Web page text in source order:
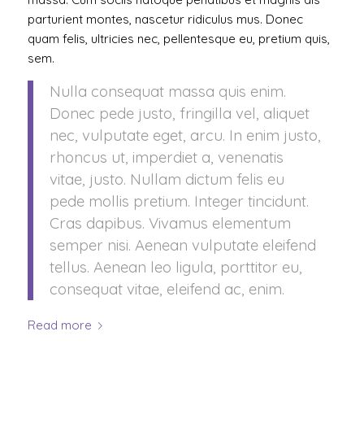
parturient montes, nascetur ridiculus mus. Donec
quam felis, ultricies nec, pellentesque eu, pretium quis,
sem.
Nulla consequat massa quis enim.
Donec pede justo, fringilla vel, aliquet
nec, vulputate eget, arcu. In enim justo,
rhoncus ut, imperdiet a, venenatis
vitae, justo. Nullam dictum felis eu
pede mollis pretium. Integer tincidunt.
Cras dapibus. Vivamus elementum
semper nisi. Aenean vulputate eleifend
tellus. Aenean leo ligula, porttitor eu,
consequat vitae, eleifend ac, enim.
Read more